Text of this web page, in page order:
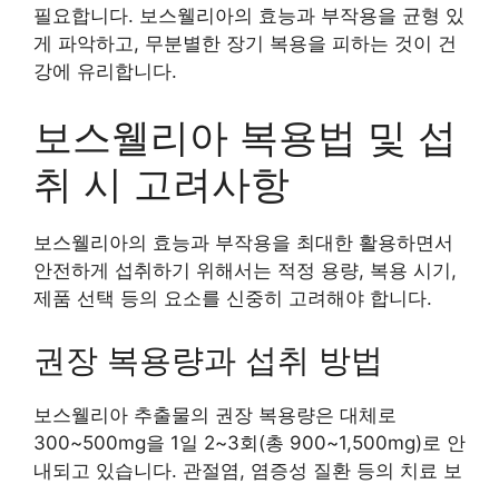
필요합니다. 보스웰리아의 효능과 부작용을 균형 있
게 파악하고, 무분별한 장기 복용을 피하는 것이 건
강에 유리합니다.
보스웰리아 복용법 및 섭
취 시 고려사항
보스웰리아의 효능과 부작용을 최대한 활용하면서
안전하게 섭취하기 위해서는 적정 용량, 복용 시기,
제품 선택 등의 요소를 신중히 고려해야 합니다.
권장 복용량과 섭취 방법
보스웰리아 추출물의 권장 복용량은 대체로
300~500mg을 1일 2~3회(총 900~1,500mg)로 안
내되고 있습니다. 관절염, 염증성 질환 등의 치료 보